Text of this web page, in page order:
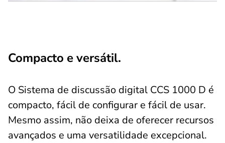
Compacto e versátil.
O Sistema de discussão digital CCS 1000 D é
compacto, fácil de configurar e fácil de usar.
Mesmo assim, não deixa de oferecer recursos
avançados e uma versatilidade excepcional.